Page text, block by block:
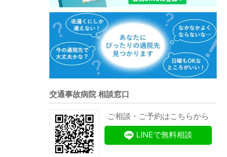
交通事故病院 相談窓口
ご相談・ご予約はこちらから
LINEで無料相談